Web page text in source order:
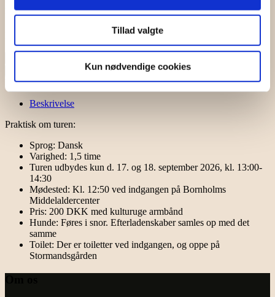
Tillad valgte
Kun nødvendige cookies
for over 600 år siden.
Workshop
lav
din
egen
halmbuk
-
antal
Varenummer (SKU):Halmbuk-kultur Kategori:Kulturuge
Beskrivelse
Praktisk om turen:
Sprog: Dansk
Varighed: 1,5 time
Turen udbydes kun d. 17. og 18. september 2026, kl. 13:00-
14:30
Mødested: Kl. 12:50 ved indgangen på Bornholms
Middelaldercenter
Pris: 200 DKK med kulturuge armbånd
Hunde: Føres i snor. Efterladenskaber samles op med det
samme
Toilet: Der er toiletter ved indgangen, og oppe på
Stormandsgården